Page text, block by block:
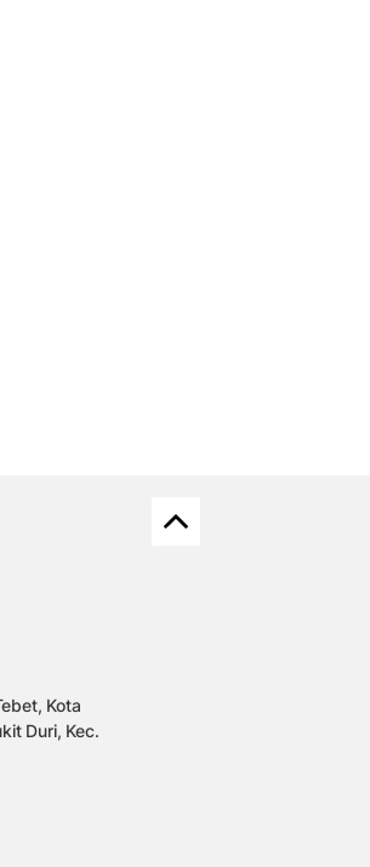
Kota
Duri, Kec.